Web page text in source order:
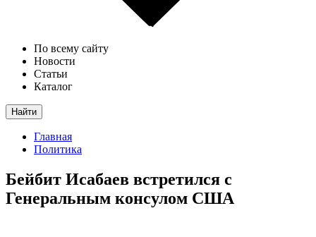
По всему сайту
Новости
Статьи
Каталог
Найти
Главная
Политика
Бейбит Исабаев встретился с
Генеральным консулом США